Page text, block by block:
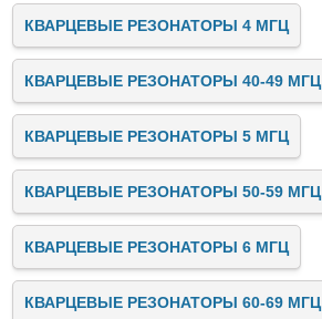
КВАРЦЕВЫЕ РЕЗОНАТОРЫ 4 МГЦ
КВАРЦЕВЫЕ РЕЗОНАТОРЫ 40-49 МГЦ
КВАРЦЕВЫЕ РЕЗОНАТОРЫ 5 МГЦ
КВАРЦЕВЫЕ РЕЗОНАТОРЫ 50-59 МГЦ
КВАРЦЕВЫЕ РЕЗОНАТОРЫ 6 МГЦ
КВАРЦЕВЫЕ РЕЗОНАТОРЫ 60-69 МГЦ